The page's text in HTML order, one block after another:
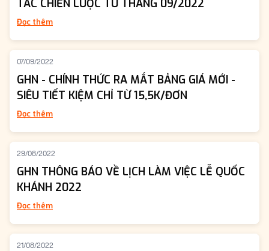
TÁC CHIẾN LƯỢC TỪ THÁNG 09/2022
Đọc thêm
07/09/2022
GHN - CHÍNH THỨC RA MẮT BẢNG GIÁ MỚI -
SIÊU TIẾT KIỆM CHỈ TỪ 15,5K/ĐƠN
Đọc thêm
29/08/2022
GHN THÔNG BÁO VỀ LỊCH LÀM VIỆC LỄ QUỐC
KHÁNH 2022
Đọc thêm
21/08/2022